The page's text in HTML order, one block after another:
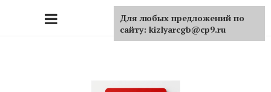
Для любых предложений по
сайту: kizlyarcgb@cp9.ru